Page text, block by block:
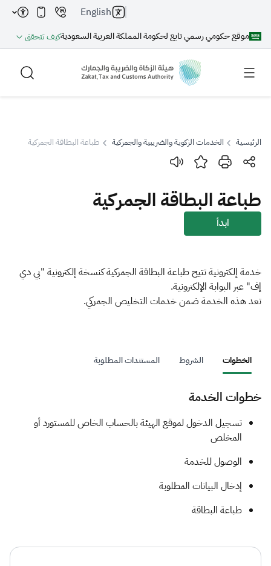
موقع حكومي رسمي تابع لحكومة المملكة العربية السعوديةكيف تتحقق
English
بحث
بحث بحث AI
الزكاة الجمارك
ضريبة القيمة المضافة
الإقرار الضريبي
الرئيسية الخدمات الزكوية والضريبية والجمركية طباعة البطاقة الجمركية
طباعة البطاقة الجمركية
ابدأ
خدمة إلكترونية تتيح طباعة البطاقة الجمركية كنسخة إلكترونية "بي دي
إف" عبر البوابة الإلكترونية.
تعد هذه الخدمة ضمن خدمات التخليص الجمركي.
الخطوات الشروط المستندات المطلوبة
خطوات الخدمة
​​​​تسجيل الدخول لموقع الهيئة بالحساب الخاص للمستورد أو
المخلص
الوصول للخدمة
إدخال البيانات المطلوبة
طباعة البطاقة​​